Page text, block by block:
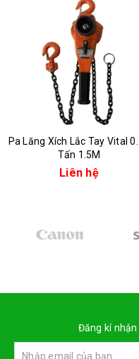
Pa Lăng Xích Lắc Tay Vital
Tấn 1.5M
Liên hệ
Đăng kí